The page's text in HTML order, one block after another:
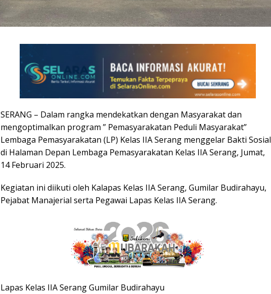
SERANG – Dalam rangka mendekatkan dengan Masyarakat dan
mengoptimalkan program ” Pemasyarakatan Peduli Masyarakat”
Lembaga Pemasyarakatan (LP) Kelas IIA Serang menggelar Bakti Sosial
di Halaman Depan Lembaga Pemasyarakatan Kelas IIA Serang, Jumat,
14 Februari 2025.
Kegiatan ini diikuti oleh Kalapas Kelas IIA Serang, Gumilar Budirahayu,
Pejabat Manajerial serta Pegawai Lapas Kelas IIA Serang.
Lapas Kelas IIA Serang Gumilar Budirahayu